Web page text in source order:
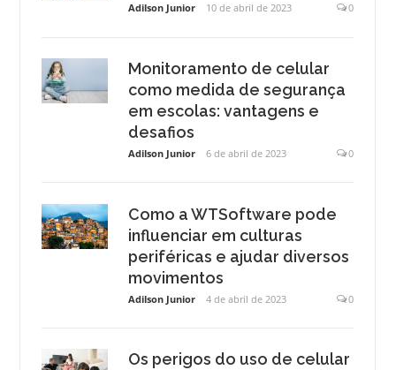
Adilson Junior 10 de abril de 2023 0
Monitoramento de celular
como medida de segurança
em escolas: vantagens e
desafios
Adilson Junior 6 de abril de 2023 0
Como a WTSoftware pode
influenciar em culturas
periféricas e ajudar diversos
movimentos
Adilson Junior 4 de abril de 2023 0
Os perigos do uso de celular